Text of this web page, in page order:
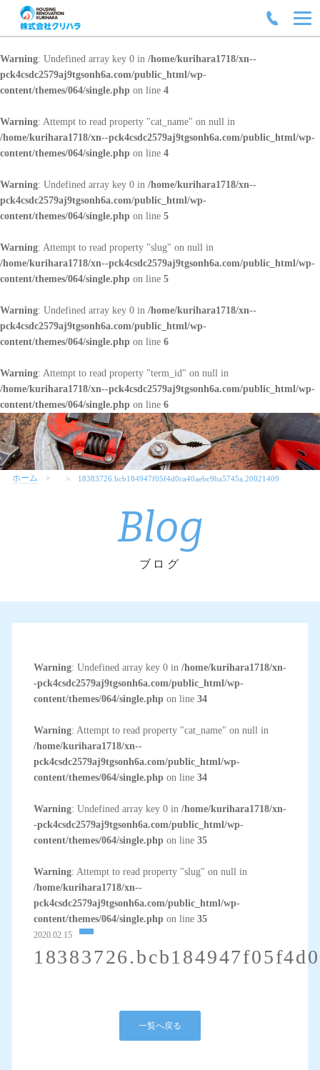
Warning: Undefined array key 0 in /home/kurihara1718/xn--
pck4csdc2579aj9tgsonh6a.com/public_html/wp-
content/themes/064/single.php on line 4
Warning: Attempt to read property "cat_name" on null in
/home/kurihara1718/xn--pck4csdc2579aj9tgsonh6a.com/public_html/wp-
content/themes/064/single.php on line 4
Warning: Undefined array key 0 in /home/kurihara1718/xn--
pck4csdc2579aj9tgsonh6a.com/public_html/wp-
content/themes/064/single.php on line 5
Warning: Attempt to read property "slug" on null in
/home/kurihara1718/xn--pck4csdc2579aj9tgsonh6a.com/public_html/wp-
content/themes/064/single.php on line 5
Warning: Undefined array key 0 in /home/kurihara1718/xn--
pck4csdc2579aj9tgsonh6a.com/public_html/wp-
content/themes/064/single.php on line 6
Warning: Attempt to read property "term_id" on null in
/home/kurihara1718/xn--pck4csdc2579aj9tgsonh6a.com/public_html/wp-
content/themes/064/single.php on line 6
ホーム 18383726.bcb184947f05f4d0ca40aebc9ba5745a.20021409
Blog
ブログ
Warning: Undefined array key 0 in /home/kurihara1718/xn-
-pck4csdc2579aj9tgsonh6a.com/public_html/wp-
content/themes/064/single.phpon line 34
Warning: Attempt to read property "cat_name" on null in
/home/kurihara1718/xn--
pck4csdc2579aj9tgsonh6a.com/public_html/wp-
content/themes/064/single.phpon line 34
Warning: Undefined array key 0 in /home/kurihara1718/xn-
-pck4csdc2579aj9tgsonh6a.com/public_html/wp-
content/themes/064/single.phpon line 35
Warning: Attempt to read property "slug" on null in
/home/kurihara1718/xn--
pck4csdc2579aj9tgsonh6a.com/public_html/wp-
content/themes/064/single.phpon line 35
2020.02.15
一覧へ戻る